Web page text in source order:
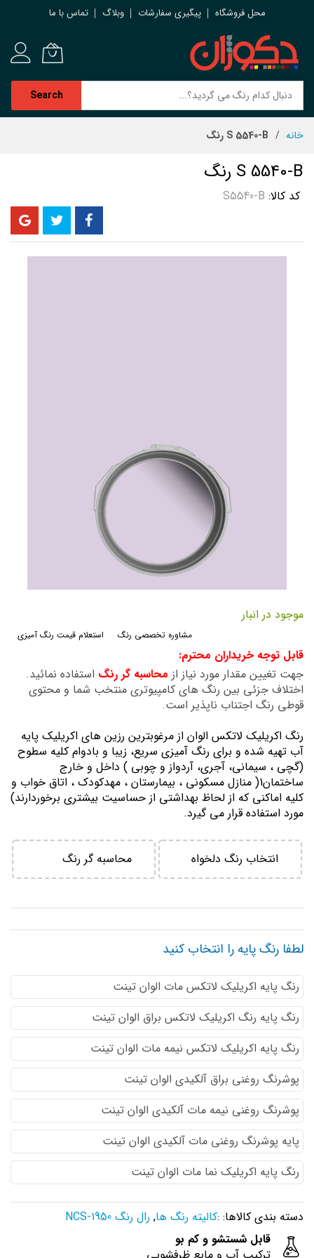
محل فروشگاه پیگیری سفارشات وبلاگ تماس با ما
Search
خانه S 5540-B رنگ
S 5540-B رنگ
کد کالا S5540-B
ابتدای
گالری
موجود در انبار
استعلام قیمت رنگ آمیزی مشاوره تخصصی رنگ
قابل توجه خریداران محترم:
جهت تغیین مقدار مورد نیاز از محاسبه گر رنگ استفاده نمائید.
اختلاف جزئی بین رنگ های کامپیوتری منتخب شما و محتوی
قوطی رنگ اجتناب ناپذیر است.
رنگ اكريليك لاتكس الوان از مرغوبترين رزين هاي اكريليك پايه
آب تهيه شده و برای رنگ آمیزی سریع، زیبا و بادوام کلیه سطوح
(گچی ، سیمانی، آجری، آردواز و چوبی ) داخل و خارج
ساختمان1( منازل مسكوني ، بيمارستان ، مهدكودك ، اتاق خواب و
كليه اماكني كه از لحاظ بهداشتي از حساسيت بيشتري برخوردارند)
مورد استفاده قرار می گیرد.
انتخاب رنگ دلخواه محاسبه گر رنگ
لطفا رنگ پایه را انتخاب کنید
رنگ پایه اكريليك لاتكس مات الوان تینت
رنگ پایه رنگ اكريليك لاتكس براق الوان تینت
رنگ پایه اكريليك لاتكس نيمه مات الوان تینت
پوشرنگ روغنی براق آلکیدی الوان تینت
پوشرنگ روغنی نیمه مات آلکیدی الوان تینت
پایه پوشرنگ روغنی مات آلکیدی الوان تینت
رنگ پایه اکریلیک نما مات الوان تینت
دسته بندی کالاها: :کالیته رنگ ها, رال رنگ NCS-1950
قابل شستشو و کم بو